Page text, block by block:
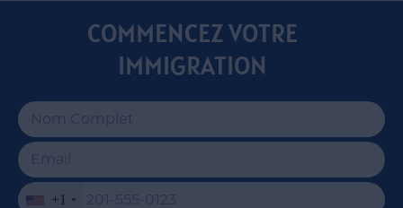
COMMENCEZ VOTRE
IMMIGRATION
+1